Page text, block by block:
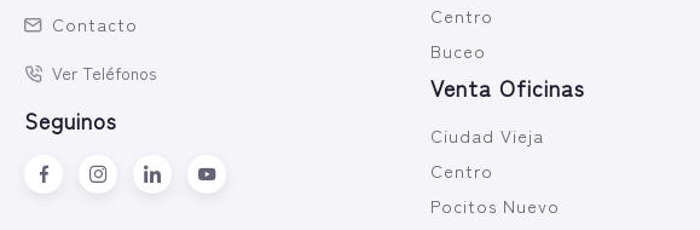
Contacto
Ver Teléfonos
Seguinos
Centro
Buceo
Venta Oficinas
Ciudad Vieja
Centro
Pocitos Nuevo